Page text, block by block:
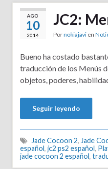
AGO
10
2014
JC2:
Pornokiajavien
Bueno ha costado
traducción de los Menús
objetos, poderes,
Seguir leyendo
Jade Cocoon 2, Jade
español, jc2 ps2 español,
jade cocoon 2 español,